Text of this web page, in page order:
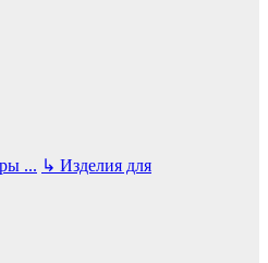
... ↳ Изделия для